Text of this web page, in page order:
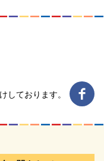
しております。